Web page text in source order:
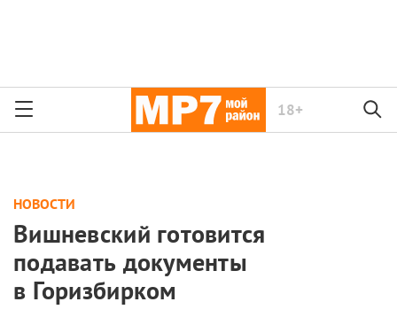
18+
НОВОСТИ
Вишневский готовится
подавать документы
в Горизбирком